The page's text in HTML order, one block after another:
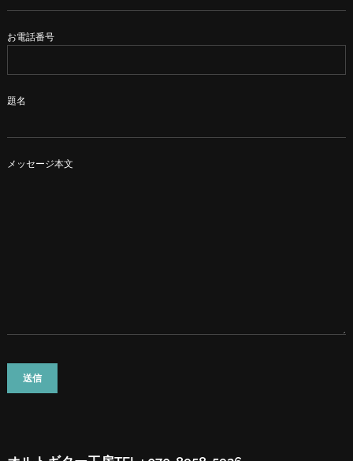
お電話番号
題名
メッセージ本文